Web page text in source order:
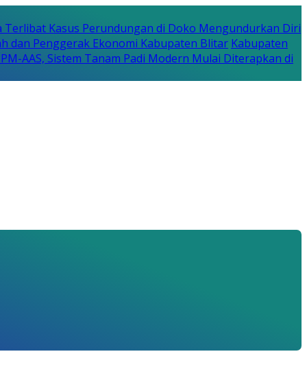
Terlibat Kasus Perundungan di Doko Mengundurkan Diri
dan Penggerak Ekonomi Kabupaten Blitar Kabupaten
AAS, Sistem Tanam Padi Modern Mulai Diterapkan di